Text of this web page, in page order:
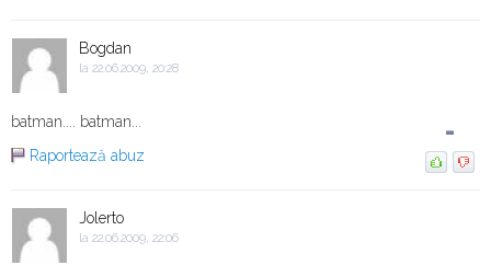
Bogdan
la 22.06.2009, 20:28
batman.... batman...
Raportează abuz
-
Jolerto
la 22.06.2009, 22:06